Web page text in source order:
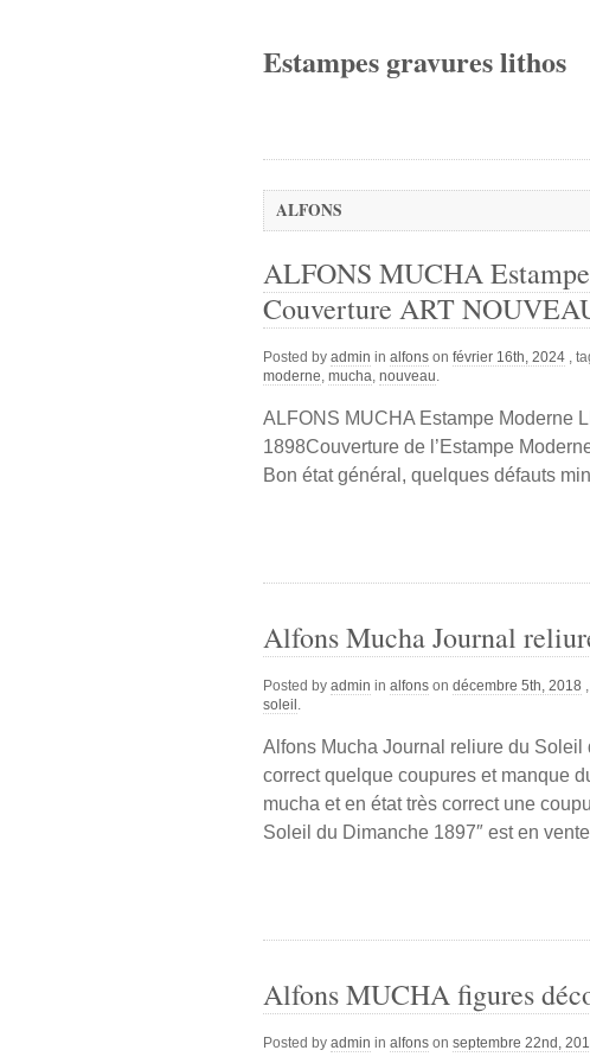
Estampes gravures lithos
ALFONS
ALFONS MUCHA
Couverture ART
Posted by admin in alfons on février 16th, 2024 ,
moderne, mucha, nouveau.
ALFONS MUCHA Estampe Moderne
1898Couverture de l’Estampe
Bon état général, quelques défauts
Alfons Mucha Journal
Posted by admin in alfons on décembre 5th, 2018
soleil .
Alfons Mucha Journal reliure du
correct quelque coupures et manque
mucha et en état très correct une
Soleil du Dimanche 1897″ est en
Alfons MUCHA figures
Posted by admin in alfons on septembre 22nd,